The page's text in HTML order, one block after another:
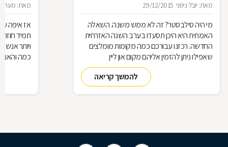
מאת: יובל ניסני 29/12/2015
מי היה סילבסטר? זה לא ממש משנה. השאלה
האמתית היא היכן תסעדו בערב השנה האזרחית
החדשה. רכזנו עבורכם כמה מקומות מומלצים
שאפילו ניתן להזמין אליהם מקום און ליין
להמשך קריאה
מאת:
אז איפה
תמיד
ויותר
כמה והאם